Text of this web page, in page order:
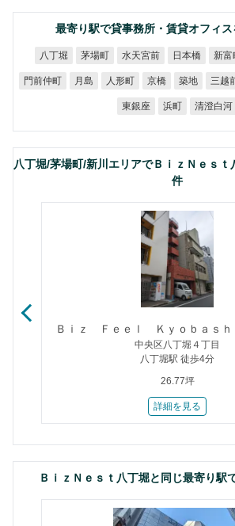
最寄り駅で貸事務所・賃貸オフィ
八丁堀 茅場町 水天宮前 日本橋 新富
門前仲町 月島 人形町 京橋 築地 三越
東銀座 浜町 清澄白河
八丁堀/茅場町/新川エリアでＢｉｚＮｅｓ
件
Ｂｉｚ Ｆｅｅｌ Ｋｙｏｂａｓ
中央区八丁堀４丁目
八丁堀駅 徒歩4分
26.77坪
詳細を見る
ＢｉｚＮｅｓｔ八丁堀と同じ最寄り駅